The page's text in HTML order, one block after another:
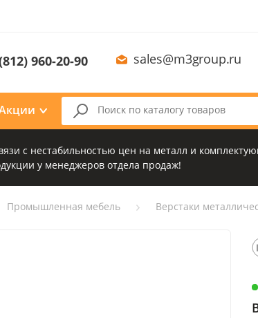
960-20-90 sales@m3group.ru
с нестабильностью цен на металл и
у менеджеров отдела продаж!
Промышленная мебель Верстаки